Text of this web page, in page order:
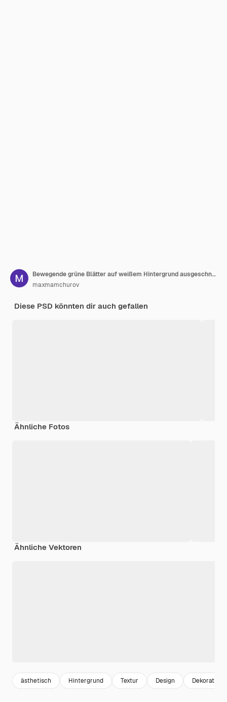
Bewegende grüne Blätter auf weißem Hintergrund ausgeschnitten Stock png
maxmamchurov
Diese PSD könnten dir auch gefallen
Ähnliche Fotos
Ähnliche Vektoren
ästhetisch Hintergrund Textur Design Dekoration